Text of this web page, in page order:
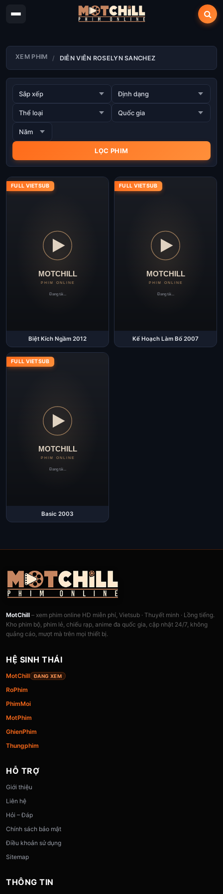
XEM PHIM DIỄN VIÊN ROSELYN SANCHEZ
FULL VIETSUB
Biệt Kích Ngầm 2012
FULL VIETSUB
Kế Hoạch Làm Bố 2007
FULL VIETSUB
Basic 2003
MotChill – xem phim online HD miễn phí, Vietsub · Thuyết minh · Lồng tiếng.
Kho phim bộ, phim lẻ, chiếu rạp, anime đa quốc gia, cập nhật 24/7, không
quảng cáo, mượt mà trên mọi thiết bị.
HỆ SINH THÁI
MotChill ĐANG XEM
RoPhim
PhimMoi
MotPhim
GhienPhim
Thungphim
HỖ TRỢ
Giới thiệu
Liên hệ
Hỏi – Đáp
Chính sách bảo mật
Điều khoản sử dụng
Sitemap
THÔNG TIN